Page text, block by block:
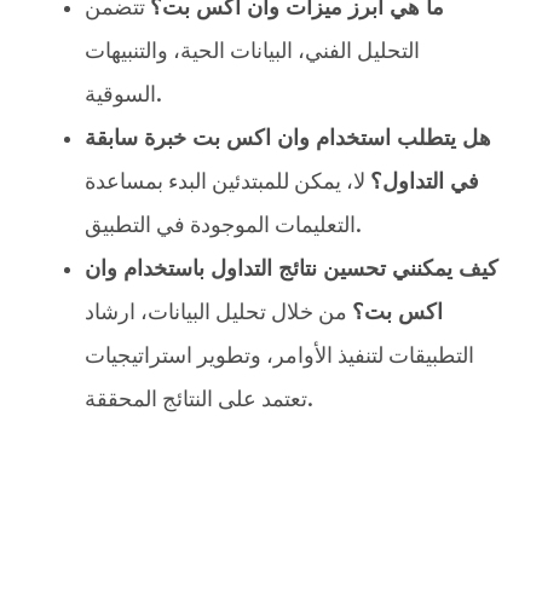
ما هي أبرز ميزات وان اكس بت؟ تتضمن
التحليل الفني، البيانات الحية، والتنبيهات
السوقية.
هل يتطلب استخدام وان اكس بت خبرة سابقة
في التداول؟ لا، يمكن للمبتدئين البدء بمساعدة
التعليمات الموجودة في التطبيق.
كيف يمكنني تحسين نتائج التداول باستخدام وان
اكس بت؟ من خلال تحليل البيانات، ارشاد
التطبيقات لتنفيذ الأوامر، وتطوير استراتيجيات
تعتمد على النتائج المحققة.